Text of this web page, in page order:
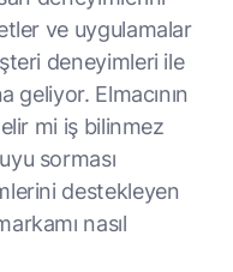
ve uygulamalar
deneyimleri ile
geliyor. Elmacının
mi iş bilinmez
sorması
destekleyen
nasıl